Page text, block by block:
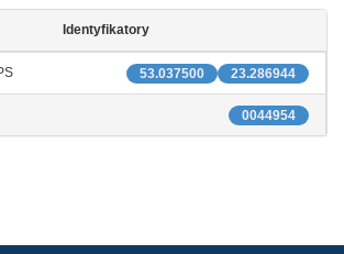
Identyfikatory
23.286944
53.037500
0044954